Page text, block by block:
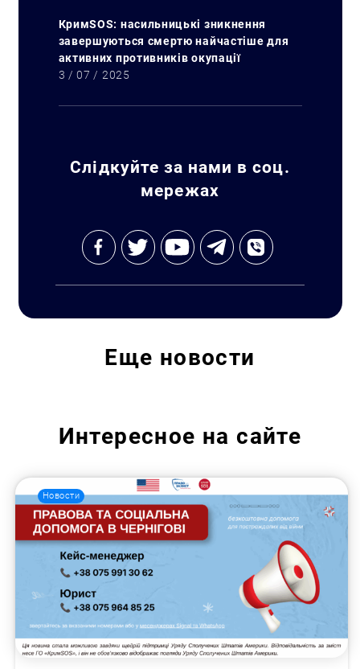
Искать:
КримSOS: насильницькі зникнення
завершуються смертю найчастіше для
активних противників окупації
3 / 07 / 2025
Слідкуйте за нами в соц.
мережах
Еще новости
Интересное на сайте
Новости